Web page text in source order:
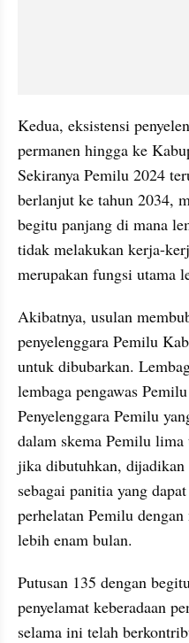
Kedua, eksistensi
permanen hingga ke
Sekiranya Pemilu 2024
berlanjut ke tahun 2034,
begitu panjang di mana
tidak melakukan kerja-
merupakan fungsi utama
Akibatnya, usulan
penyelenggara Pemilu
untuk dibubarkan.
lembaga pengawas
Penyelenggara Pemilu
dalam skema Pemilu lima
jika dibutuhkan, dijadikan
sebagai panitia yang
perhelatan Pemilu
lebih enam bulan.
Putusan 135 dengan
penyelamat keberadaan
selama ini telah